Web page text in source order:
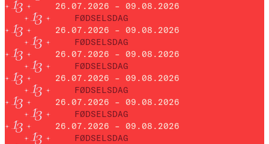
26.07.2026 – 09.08.2026
FØDSELSDAG
26.07.2026 – 09.08.2026
FØDSELSDAG
26.07.2026 – 09.08.2026
FØDSELSDAG
26.07.2026 – 09.08.2026
FØDSELSDAG
26.07.2026 – 09.08.2026
FØDSELSDAG
26.07.2026 – 09.08.2026
FØDSELSDAG